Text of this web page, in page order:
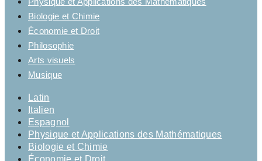
Biologie et Chimie
Économie et Droit
Philosophie
Arts visuels
Musique
Latin
Italien
Espagnol
Physique et Applications des Mathématiques
Biologie et Chimie
Économie et Droit